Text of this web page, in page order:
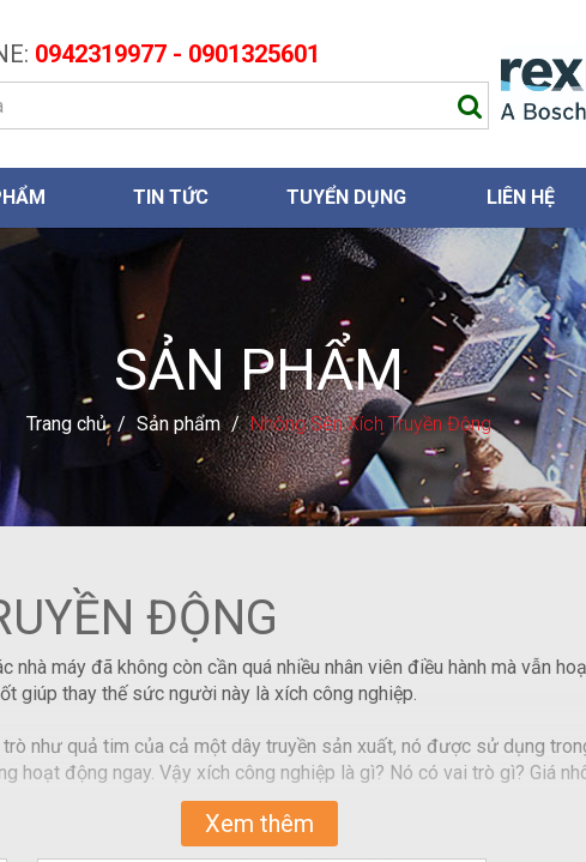
0942319977 - 0901325601
TIN TỨC TUYỂN DỤNG LIÊN HỆ
SẢN PHẨM
Trang chủ / Sản phẩm / Nhông Sên Xích Truyền Động
ĐỘNG
nhà máy đã không còn cần quá nhiều nhân viên điều hành mà vẫn
giúp thay thế sức người này là xích công nghiệp.
như quả tim của cả một dây truyền sản xuất, nó được sử dụng
hoạt động ngay. Vậy xích công nghiệp là gì? Nó có vai trò gì? Giá
Xem thêm